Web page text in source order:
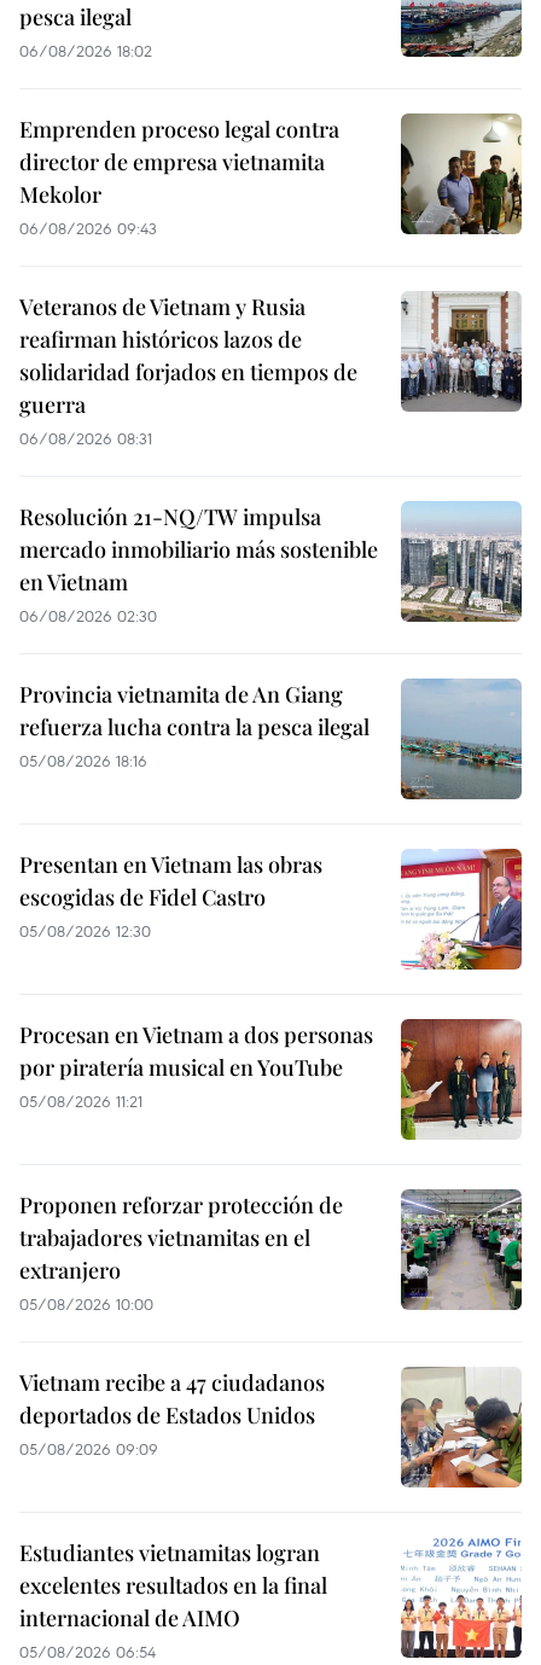
pesca ilegal
06/08/2026 18:02
Emprenden proceso legal contra
director de empresa vietnamita
Mekolor
06/08/2026 09:43
Veteranos de Vietnam y Rusia
reafirman históricos lazos de
solidaridad forjados en tiempos de
guerra
06/08/2026 08:31
Resolución 21-NQ/TW impulsa
mercado inmobiliario más sostenible
en Vietnam
06/08/2026 02:30
Provincia vietnamita de An Giang
refuerza lucha contra la pesca ilegal
05/08/2026 18:16
Presentan en Vietnam las obras
escogidas de Fidel Castro
05/08/2026 12:30
Procesan en Vietnam a dos personas
por piratería musical en YouTube
05/08/2026 11:21
Proponen reforzar protección de
trabajadores vietnamitas en el
extranjero
05/08/2026 10:00
Vietnam recibe a 47 ciudadanos
deportados de Estados Unidos
05/08/2026 09:09
Estudiantes vietnamitas logran
excelentes resultados en la final
internacional de AIMO
05/08/2026 06:54